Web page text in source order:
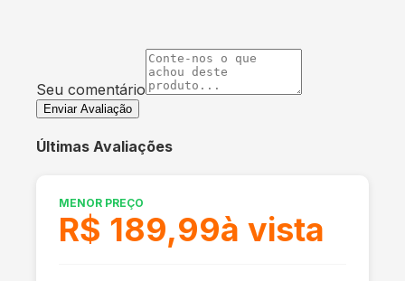
Seu comentário
Enviar Avaliação
Últimas Avaliações
MENOR PREÇO
R$ 189,99à vista